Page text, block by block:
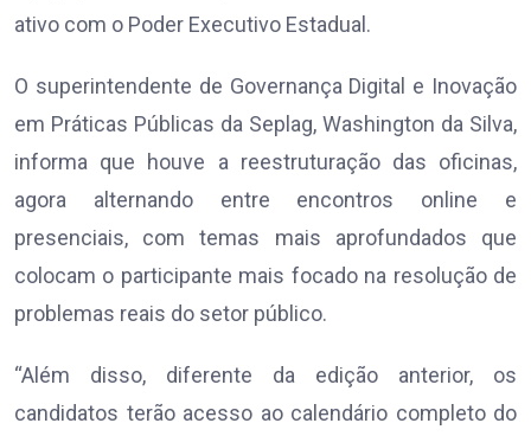
ativo com o Poder Executivo Estadual.
O superintendente de Governança Digital e Inovação
em Práticas Públicas da Seplag, Washington da Silva,
informa que houve a reestruturação das oficinas,
agora alternando entre encontros online e
presenciais, com temas mais aprofundados que
colocam o participante mais focado na resolução de
problemas reais do setor público.
“Além disso, diferente da edição anterior, os
candidatos terão acesso ao calendário completo do